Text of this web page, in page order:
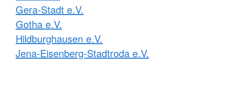
Gera-Stadt e.V.
Gotha e.V.
Hildburghausen e.V.
Jena-Eisenberg-Stadtroda e.V.